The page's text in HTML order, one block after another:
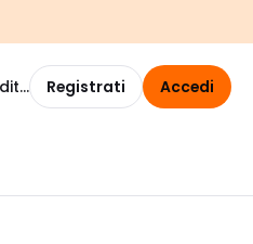
Registrati Accedi